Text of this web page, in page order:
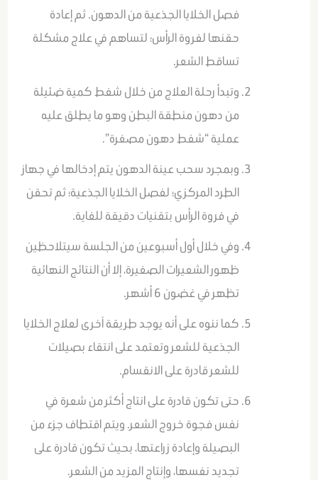
فصل الخلايا الجذعية من الدهون. ثم إعادة
حقنها لفروة الرأس؛ لتساهم في علاج مشكلة
تساقط الشعر.
وتبدأ رحلة العلاج من خلال شفط كمية ضئيلة
من دهون منطقة البطن وهو ما يطلق عليه
عملية “شفط دهون مصغرة”.
وبمجرد سحب عينة الدهون يتم إدخالها في جهاز
الطرد المركزي؛ لفصل الخلايا الجذعية؛ ثم تحقن
في فروة الرأس بتقنيات دقيقة للغاية.
وفي خلال أول أسبوعين من الجلسة سيتلاحظين
ظهور الشعيرات الصغيرة، إلا أن النتائج النهائية
تظهر في غضون 6 أشهر.
كما ننوه على أنه يوجد طريقة آخرى لعلاج الخلايا
الجذعية للشعر وتعتمد على انتقاء بصيلات
للشعر قادرة على الانقسام.
حتى تكون قادرة على انتاج أكثر من شعرة في
نفس فجوة خروج الشعر. ويتم اقتطاف جزء من
البصيلة وإعادة زراعتها، بحيث تكون قادرة على
تجديد نفسها، وإنتاج المزيد من الشعر.